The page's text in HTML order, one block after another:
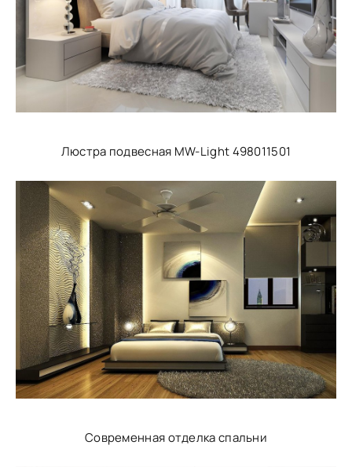
Люстра подвесная MW-Light 498011501
Современная отделка спальни